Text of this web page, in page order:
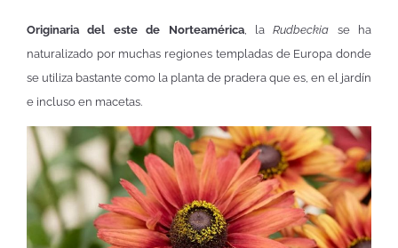
Originaria del este de Norteamérica, laRudbeckia se ha
naturalizado por muchas regiones templadas de Europa donde
se utiliza bastante como la planta de pradera que es, en el jardín
e incluso en macetas.